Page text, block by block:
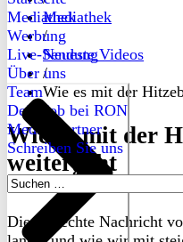
Mediathek
Werbung
Live-Sendung
Über uns
Team
Dein Job bei RON
Medienpartner
Schreiben Sie uns
Suchen
Mediathek
/
Neueste Videos
/
Wie es mit der
Wie es mit der
weitergeht
Die schlechte Nachricht